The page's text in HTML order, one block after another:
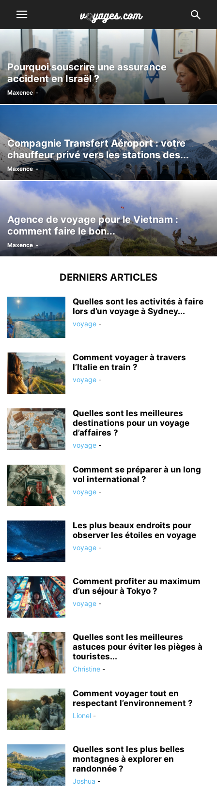
Pourquoi souscrire une assurance
accident en Israël ?
Maxence -
Compagnie Transfert Aéroport : votre
chauffeur privé vers les stations des...
Maxence -
Agence de voyage pour le Vietnam :
comment faire le bon...
Maxence -
DERNIERS ARTICLES
Quelles sont les activités à faire
lors d’un voyage à Sydney...
voyage -
Comment voyager à travers
l’Italie en train ?
voyage -
Quelles sont les meilleures
destinations pour un voyage
d’affaires ?
voyage -
Comment se préparer à un long
vol international ?
voyage -
Les plus beaux endroits pour
observer les étoiles en voyage
voyage -
Comment profiter au maximum
d’un séjour à Tokyo ?
voyage -
Quelles sont les meilleures
astuces pour éviter les pièges à
touristes...
Christine -
Comment voyager tout en
respectant l’environnement ?
Lionel -
Quelles sont les plus belles
montagnes à explorer en
randonnée ?
Joshua -